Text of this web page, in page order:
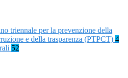
triennale per la prevenzione della
e della trasparenza (PTPCT) 4
52